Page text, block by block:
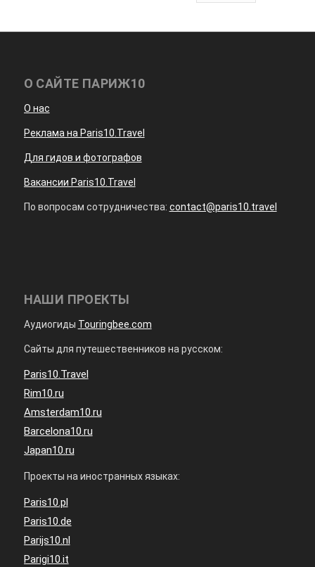
О САЙТЕ ПАРИЖ10
О нас
Реклама на Paris10.Travel
Для гидов и фотографов
Вакансии Paris10.Travel
По вопросам сотрудничества: contact@paris10.travel
НАШИ ПРОЕКТЫ
Аудиогиды Touringbee.com
Сайты для путешественников на русском:
Paris10.Travel
Rim10.ru
Amsterdam10.ru
Barcelona10.ru
Japan10.ru
Проекты на иностранных языках:
Paris10.pl
Paris10.de
Parijs10.nl
Parigi10.it